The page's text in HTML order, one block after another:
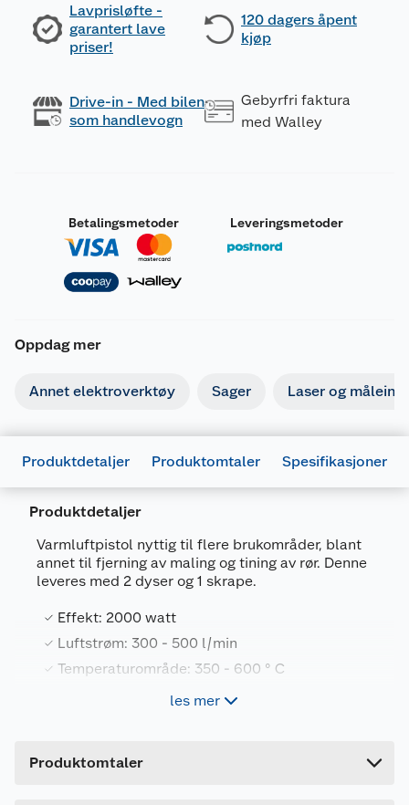
Lavprisløfte -
garantert lave
priser!
120 dagers åpent
kjøp
Drive-in - Med bilen
som handlevogn
Gebyrfri faktura
med Walley
Betalingsmetoder Leveringsmetoder
Oppdag mer
Annet elektroverktøy Sager Laser og
Produktdetaljer Produktomtaler Spesifikasjoner
Produktdetaljer
Varmluftpistol nyttig til flere brukområder, blant
annet til fjerning av maling og tining av rør. Denne
leveres med 2 dyser og 1 skrape.
Effekt: 2000 watt
Luftstrøm: 300 - 500 l/min
Temperaturområde: 350 - 600 ° C
2- trinns reguleringles mer
Produktomtaler
Artikkelnummer
Leverandørens artikkelnummer